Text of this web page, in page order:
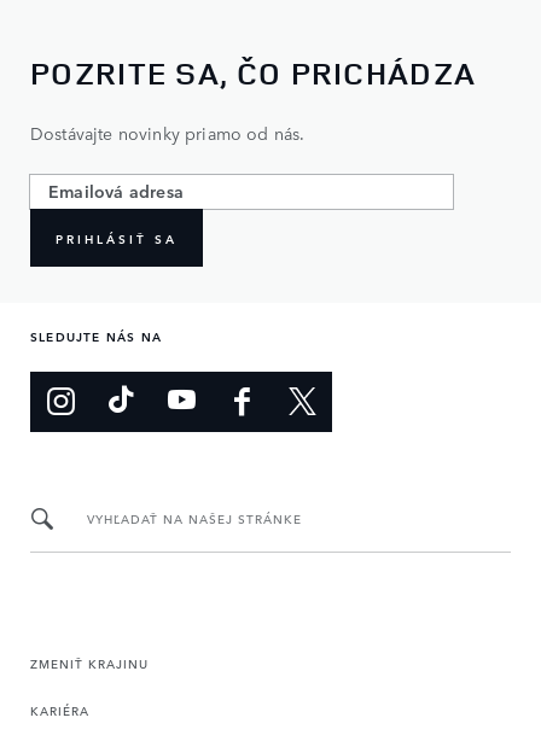
POZRITE SA, ČO PRICHÁDZA
Dostávajte novinky priamo od nás.
PRIHLÁSIŤ SA
SLEDUJTE NÁS NA
VYHĽADAŤ NA NAŠEJ STRÁNKE
ZMENIŤ KRAJINU
KARIÉRA